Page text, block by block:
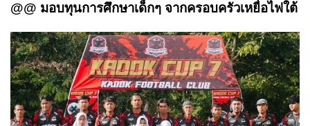
@@ มอบทุนการศึกษาเด็กๆ จากครอบครัวเหยื่อไฟใต้